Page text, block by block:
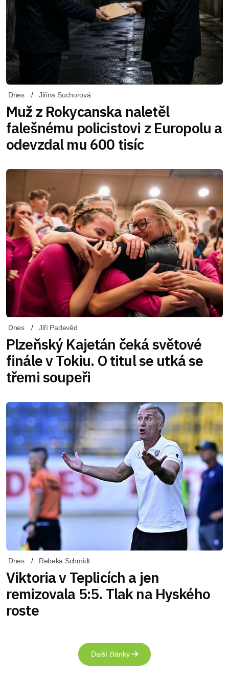
Dnes Jiřina Suchorová
Muž z Rokycanska naletěl
falešnému policistovi z Europolu a
odevzdal mu 600 tisíc
Dnes Jiří Padevěd
Plzeňský Kajetán čeká světové
finále v Tokiu. O titul se utká se
třemi soupeři
Dnes Rebeka Schmidt
Viktoria v Teplicích a jen
remizovala 5:5. Tlak na Hyského
roste
Další články